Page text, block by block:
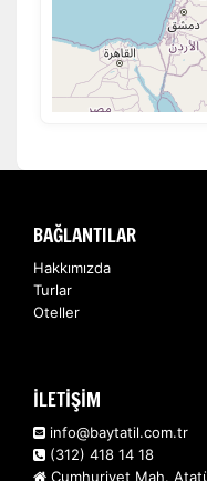
BAĞLANTILAR
Hakkımızda
Turlar
Oteller
İLETİŞİM
info@baytatil.com.tr
(312) 418 14 18
Cumhuriyet Mah.